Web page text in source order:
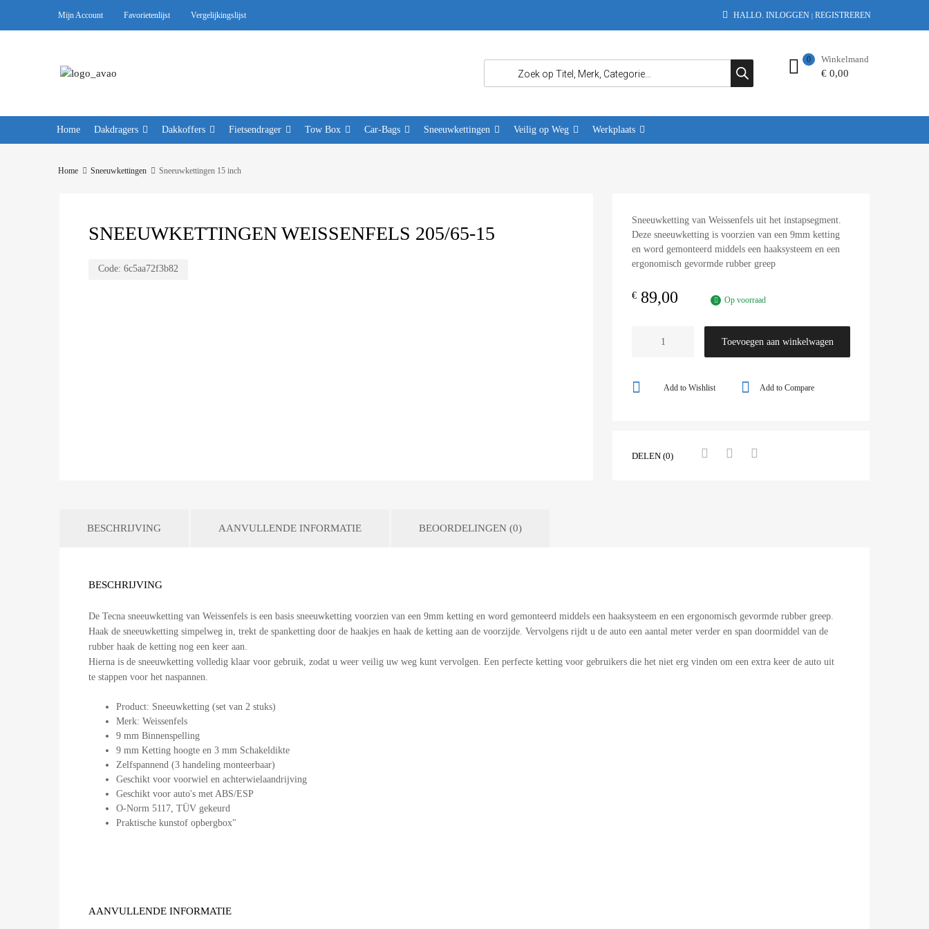
Mijn Account Favorietenlijst Vergelijkingslijst HALLO. INLOGGEN | REGISTREREN
Winkelmand
€ 0,00
0
Home Dakdragers Dakkoffers Fietsendrager Tow Box Car-Bags Sneeuwkettingen Veilig op Weg Werkplaats
Home Sneeuwkettingen Sneeuwkettingen 15 inch
SNEEUWKETTINGEN WEISSENFELS 205/65-15
Code: 6c5aa72f3b82
Sneeuwketting van Weissenfels uit het instapsegment.
Deze sneeuwketting is voorzien van een 9mm ketting
en word gemonteerd middels een haaksysteem en een
ergonomisch gevormde rubber greep
€ 89,00 Op voorraad
Toevoegen aan winkelwagen
Add to Compare
Add to Wishlist
DELEN (0)
BESCHRIJVING AANVULLENDE INFORMATIE BEOORDELINGEN (0)
BESCHRIJVING
De Tecna sneeuwketting van Weissenfels is een basis sneeuwketting voorzien van een 9mm ketting en word gemonteerd middels een haaksysteem en een ergonomisch gevormde rubber greep.
Haak de sneeuwketting simpelweg in, trekt de spanketting door de haakjes en haak de ketting aan de voorzijde. Vervolgens rijdt u de auto een aantal meter verder en span doormiddel van de
rubber haak de ketting nog een keer aan.
Hierna is de sneeuwketting volledig klaar voor gebruik, zodat u weer veilig uw weg kunt vervolgen. Een perfecte ketting voor gebruikers die het niet erg vinden om een extra keer de auto uit
te stappen voor het naspannen.
Product: Sneeuwketting (set van 2 stuks)
Merk: Weissenfels
9 mm Binnenspelling
9 mm Ketting hoogte en 3 mm Schakeldikte
Zelfspannend (3 handeling monteerbaar)
Geschikt voor voorwiel en achterwielaandrijving
Geschikt voor auto's met ABS/ESP
O-Norm 5117, TÜV gekeurd
Praktische kunstof opbergbox"
AANVULLENDE INFORMATIE